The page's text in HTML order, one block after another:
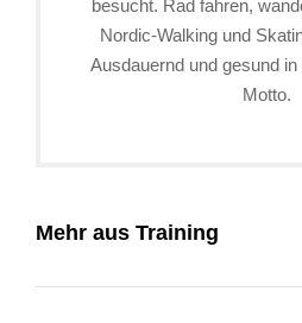
besucht. Rad fahren,
Nordic-Walking und
Ausdauernd und gesund
Motto.
Mehr aus Training